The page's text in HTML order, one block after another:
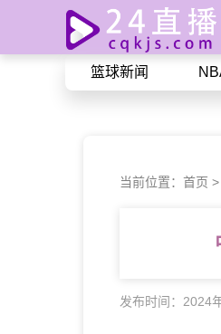
篮球新闻
当前位置： 首页 >
发布时间：2024